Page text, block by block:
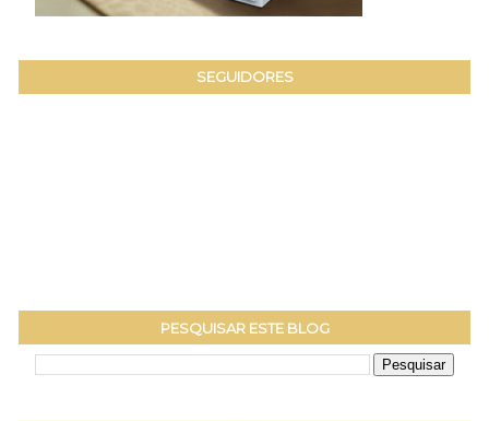
SEGUIDORES
PESQUISAR ESTE BLOG